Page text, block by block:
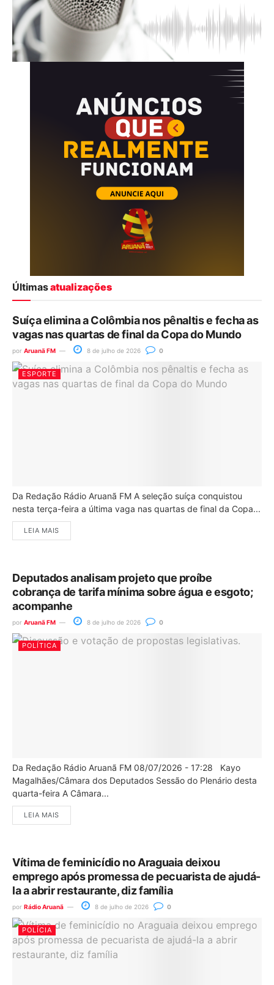
Últimasatualizações
Suíça elimina a Colômbia nos pênaltis e fecha as
vagas nas quartas de final da Copa do Mundo
por Aruanã FM 8 de julho de 2026 0
ESPORTE
Da Redação Rádio Aruanã FM A seleção suíça conquistou
nesta terça-feira a última vaga nas quartas de final da Copa...
LEIA MAIS
Deputados analisam projeto que proíbe
cobrança de tarifa mínima sobre água e esgoto;
acompanhe
por Aruanã FM 8 de julho de 2026 0
POLÍTICA
Da Redação Rádio Aruanã FM 08/07/2026 - 17:28 Kayo
Magalhães/Câmara dos Deputados Sessão do Plenário desta
quarta-feira A Câmara...
LEIA MAIS
Vítima de feminicídio no Araguaia deixou
emprego após promessa de pecuarista de ajudá-
la a abrir restaurante, diz família
por Rádio Aruanã 8 de julho de 2026 0
POLÍCIA